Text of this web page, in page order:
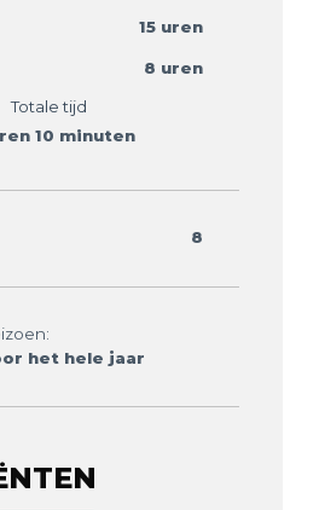
15 uren
8 uren
Totale tijd
10 minuten
8
het hele jaar